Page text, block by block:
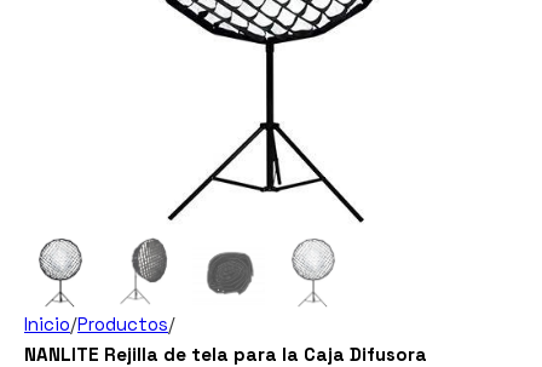
Inicio/Productos/
NANLITE Rejilla de tela para la Caja Difusora